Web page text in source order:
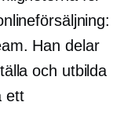
Han delar
och utbilda
ett